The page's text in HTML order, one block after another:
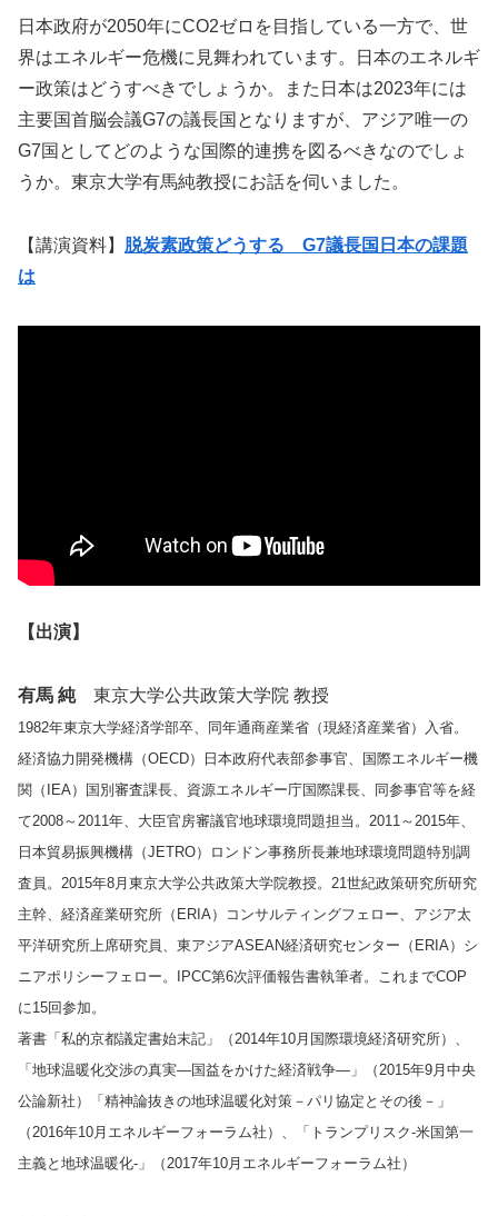
日本政府が2050年にCO2ゼロを目指している一方で、世
界はエネルギー危機に見舞われています。日本のエネルギ
ー政策はどうすべきでしょうか。また日本は2023年には
主要国首脳会議G7の議長国となりますが、アジア唯一の
G7国としてどのような国際的連携を図るべきなのでしょ
うか。東京大学有馬純教授にお話を伺いました。
【講演資料】 脱炭素政策どうする G7議長国日本の課題
は
【出演】
有馬 純東京大学公共政策大学院 教授
1982年東京大学経済学部卒、同年通商産業省（現経済産業省）入省。
経済協力開発機構（OECD）日本政府代表部参事官、国際エネルギー機
関（IEA）国別審査課長、資源エネルギー庁国際課長、同参事官等を経
て2008～2011年、大臣官房審議官地球環境問題担当。2011～2015年、
日本貿易振興機構（JETRO）ロンドン事務所長兼地球環境問題特別調
査員。2015年8月東京大学公共政策大学院教授。21世紀政策研究所研究
主幹、経済産業研究所（ERIA）コンサルティングフェロー、アジア太
平洋研究所上席研究員、東アジアASEAN経済研究センター（ERIA）シ
ニアポリシーフェロー。IPCC第6次評価報告書執筆者。これまでCOP
に15回参加。
著書「私的京都議定書始末記」（2014年10月国際環境経済研究所）、
「地球温暖化交渉の真実―国益をかけた経済戦争―」（2015年9月中央
公論新社）「精神論抜きの地球温暖化対策－パリ協定とその後－」
（2016年10月エネルギーフォーラム社）、「トランプリスク-米国第一
主義と地球温暖化-」（2017年10月エネルギーフォーラム社）